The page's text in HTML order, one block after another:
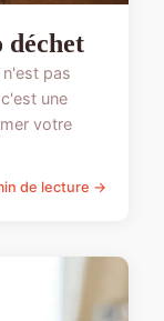
pas
une
votre
de lecture →